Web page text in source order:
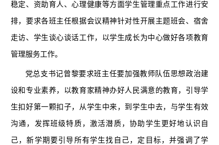
稳定、资助育人、心理健康等方面学生管理重点工作进行安
排，要求各班主任根据会议精神针对性开展主题班会、宿舍
走访、学生谈心谈话工作，以学生成长为中心做好各项教育
管理服务工作。
党总支书记曾黎要求班主任要加强教师队伍思想政治建
设和专业素养，以教育家精神办好人民满意的教育，引导学
生扣好第一颗扣子，从学生中来，到学生中去，与学生有效
沟通，发挥班级特质，激活潜质，协助学生更好地认识自
己，新学期要引导所有学生找自己，定目标，并强调了学